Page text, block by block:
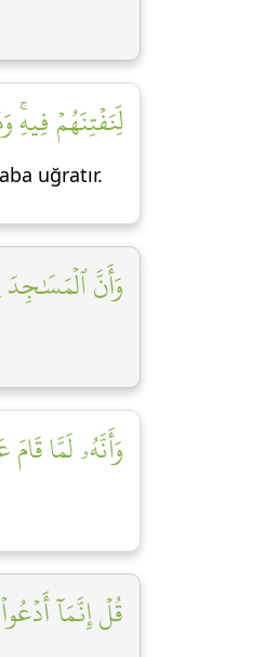
لِّنَفۡتِنَهُمۡ
uğratır.
وَأَنَّ ٱلۡمَسَٰجِدَ
وَأَنَّهُۥ لَمَّا
قُلۡ إِنَّمَآ